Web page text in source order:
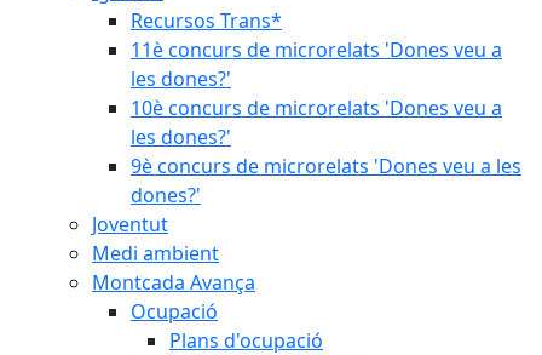
Recursos Trans*
11è concurs de microrelats 'Dones veu a
les dones?'
10è concurs de microrelats 'Dones veu a
les dones?'
9è concurs de microrelats 'Dones veu a les
dones?'
Joventut
Medi ambient
Montcada Avança
Ocupació
Plans d'ocupació